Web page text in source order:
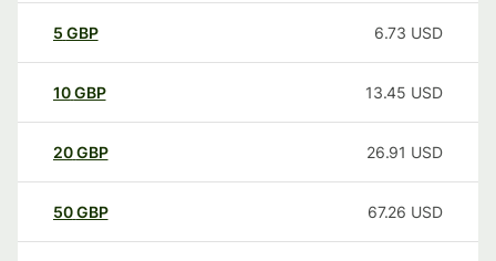
5 GBP 6.73 USD
10GBP 13.45 USD
20GBP 26.91 USD
50GBP 67.26 USD